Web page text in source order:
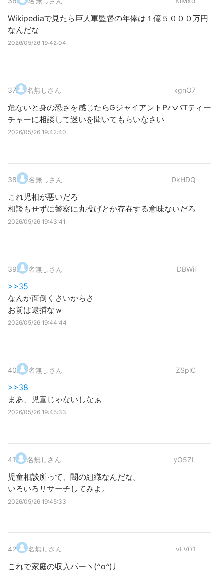
Wikipediaで見たら巨人軍監督の年俸は１億５０００万円
なんだな
2026/05/26 19:42:04
37. 名無しさん xgnO7
危ないと身の恐さを感じたらGジャイアントPパパTティー
チャーに相談して迷いを聞いてもらいなさい
2026/05/26 19:42:40
38. 名無しさん DkHDQ
これ児相が悪いだろ
相談もせずに警察に丸投げとか存在する意味ないだろ
2026/05/26 19:43:41
39. 名無しさん DBWil
>>35
なんか面倒くさいからさ
お前は逮捕なｗ
2026/05/26 19:44:44
40. 名無しさん ZSplC
>>38
まあ、児童じゃないしなぁ
2026/05/26 19:45:33
41. 名無しさん yO5ZL
児童相談所って、闇の組織なんだな。
いろいろリサーチしてみよ。
2026/05/26 19:45:33
42. 名無しさん vLV01
これで家庭の収入パーヽ(^o^)丿